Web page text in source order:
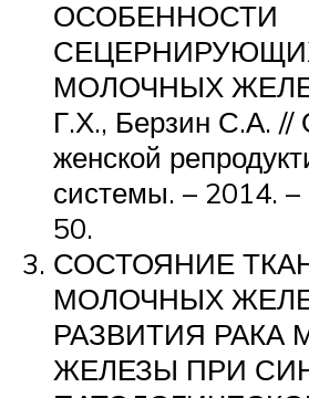
ОСОБЕННОСТИ
МОЛОЧНЫХ
Г.Х., Берзин С.А. //
женской
системы. – 2014.
50.
СОСТОЯНИЕ
МОЛОЧНЫХ
РАЗВИТИЯ РАКА
ЖЕЛЕЗЫ ПРИ